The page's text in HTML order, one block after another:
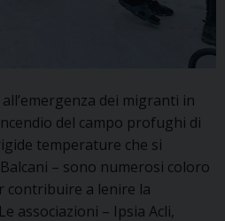
dei migranti in
del campo profughi di
temperature che si
– sono numerosi coloro
contribuire a lenire la
associazioni – Ipsia Acli,